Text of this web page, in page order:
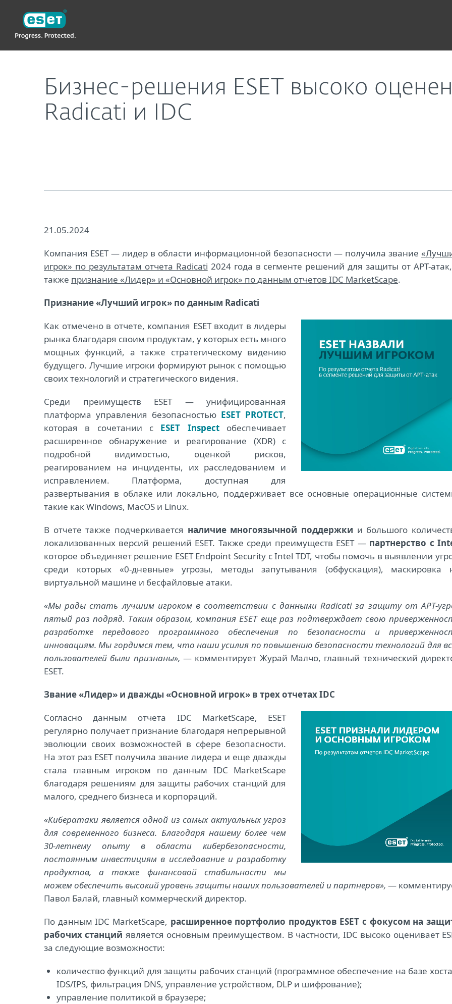
Бизнес-решения ESET высоко
Radicati и IDC
21.05.2024
Компания ESET ― лидер в области информационной безопасности ― получила звание
игрок» по результатам отчета Radicati 2024 года в сегменте решений для защиты от APT-
также признание «Лидер» и «Основной игрок» по данным отчетов IDC MarketScape.
Признание «Лучший игрок» по данным Radicati
Как отмечено в отчете, компания ESET входит в лидеры
рынка благодаря своим продуктам, у которых есть много
мощных функций, а также стратегическому видению
будущего. Лучшие игроки формируют рынок с помощью
своих технологий и стратегического видения.
Среди преимуществ ESET — унифицированная
платформа управления безопасностью ESET PROTECT,
которая в сочетании с ESET Inspectобеспечивает
расширенное обнаружение и реагирование (XDR) с
подробной видимостью, оценкой рисков,
реагированием на инциденты, их расследованием и
исправлением. Платформа, доступная для
развертывания в облаке или локально, поддерживает все основные операционные
такие как Windows, MacOS и Linux.
В отчете также подчеркивается наличие многоязычной поддержки и большого
локализованных версий решений ESET. Также среди преимуществ ESET — партнерство с
которое объединяет решение ESET Endpoint Security с Intel TDT, чтобы помочь в выявлении
среди которых «0-дневные» угрозы, методы запутывания (обфускация), маскировка
виртуальной машине и бесфайловые атаки.
«Мы рады стать лучшим игроком в соответствии с данными Radicati за защиту от APT-
пятый раз подряд. Таким образом, компания ESET еще раз подтверждает свою
разработке передового программного обеспечения по безопасности и
инновациям. Мы гордимся тем, что наши усилия по повышению безопасности технологий для
пользователей были признаны», — комментирует Журай Малчо, главный технический
ESET.
Звание «Лидер» и дважды «Основной игрок» в трех отчетах IDC
Согласно данным отчета IDC MarketScape, ESET
регулярно получает признание благодаря непрерывной
эволюции своих возможностей в сфере безопасности.
На этот раз ESET получила звание лидера и еще дважды
стала главным игроком по данным IDC MarketScape
благодаря решениям для защиты рабочих станций для
малого, среднего бизнеса и корпораций.
«Кибератаки является одной из самых актуальных угроз
для современного бизнеса. Благодаря нашему более чем
30-летнему опыту в области кибербезопасности,
постоянным инвестициям в исследование и разработку
продуктов, а также финансовой стабильности мы
можем обеспечить высокий уровень защиты наших пользователей и партнеров», —
Павол Балай, главный коммерческий директор.
По данным IDC MarketScape, расширенное портфолио продуктов ESET с фокусом на
рабочих станций является основным преимуществом. В частности, IDC высоко оценивает
за следующие возможности:
количество функций для защиты рабочих станций (программное обеспечение на базе
IDS/IPS, фильтрация DNS, управление устройством, DLP и шифрование);
управление политикой в браузере;
Бизнес-решения ESET высоко оценены в отчетах Radicati и IDC
ESET